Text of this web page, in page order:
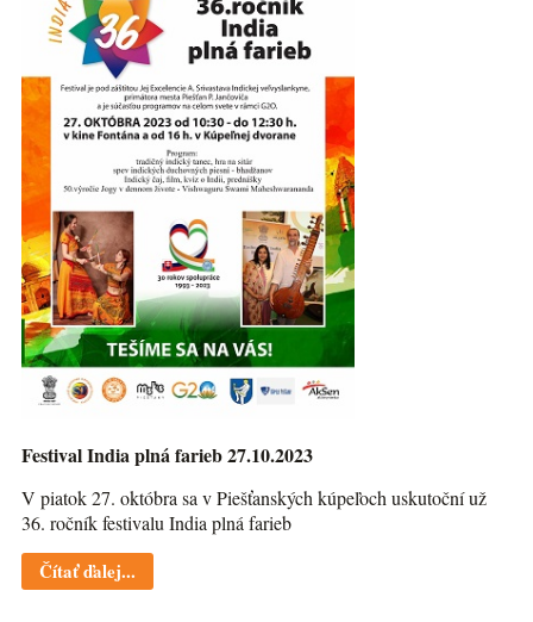
Festival India plná farieb 27.10.2023
V piatok 27. októbra sa v Piešťanských kúpeľoch uskutoční už
36. ročník festivalu India plná farieb
Čítať ďalej...